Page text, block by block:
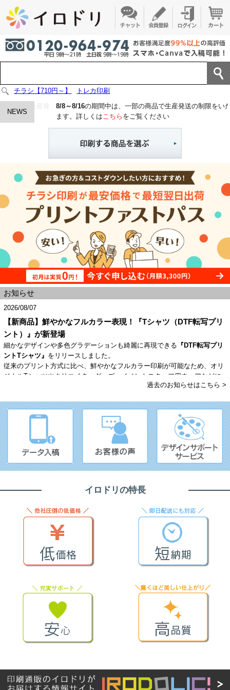
チラシ【710円～】 トレカ印刷
NEWS
8/8～8/16の期間中は、一部の商品で生産発送の制限をいた
ます。詳しくは こちらをご覧ください
品で生産発
お知らせ
2026/08/07
【新商品】鮮やかなフルカラー表現！『Tシャツ（DTF転写プリ
ント）』が新登場
細かなデザインや多色グラデーションも綺麗に再現できる 『DTF転写プリ
ントTシャツ』 をリリースしました。
従来のプリント方式に比べ、鮮やかなフルカラー印刷が可能なため、オリ
ジナルTシャツやクリエイターグッズ、イベントスタッフ用ウェアなどに
す。
・ヘビーウェイトTシャツ（綿）：定番のしっかりとした肉厚生地。普段
使いやアパレルグッズにぴったり
・ドライTシャツ：吸汗速乾性に優れたポリエステル素材。スポーツイベ
1枚からコストを抑えて作成可能です。ぜひともご利用ください。
>>印刷通販のイロドリ 『フルカラーTシャツ（DTF転写）』詳細・ご注
文はこちら
【キャンペーン】展示会のご準備に！超得クーポン祭スタート
秋の展示会の販促物準備は、8月中に揃えて安心スタートしませんか。
イロドリでは、早めの準備を安心してご利用いただけるように『超得クー
9月・10月の展示会・イベント出展に向けた「チラシ」を始め「クリアフ
ァイル」「ポスター」「ウェア」など人気11商品が対象です。
それぞれの商品に使える、超お得なクーポンをご用意いたしました。
ぜひこのお得な機会にご利用をお願いいたします。
【キャンペーン期間】
対象商品やクーポンの種類は、下記サイトをご確認お願いいたします。
過去のお知らせはこちら >
イロドリの特長